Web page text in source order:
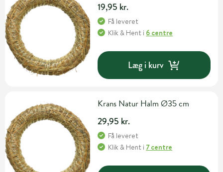
19,95 kr.
Få leveret
Klik & Hent i 6 centre
Læg i kurv
Krans Natur Halm Ø35 cm
29,95 kr.
Få leveret
Klik & Hent i 7 centre